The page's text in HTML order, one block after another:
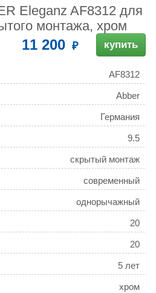
Eleganz AF8312 для
монтажа, хром
11 200 купить
AF8312
Abber
Германия
9.5
скрытый монтаж
современный
однорычажный
20
20
5 лет
хром